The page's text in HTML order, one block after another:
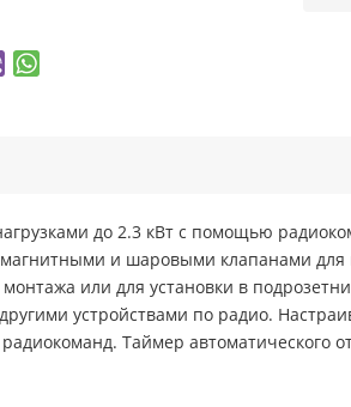
до 2.3 кВт с помощью
и шаровыми клапанами
или для установки в
устройствами по радио.
Таймер автоматического